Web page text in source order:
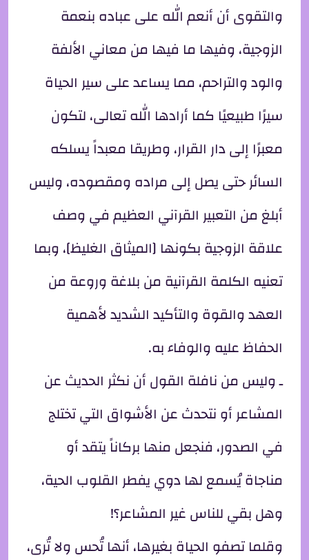
والتقوى أن أنعم الله على عباده بنعمة
الزوجية، وفيها ما فيها من معاني الألفة
والود والتراحم، مما يساعد على سير الحياة
سيرًا طبيعيًا كما أرادها الله تعالى، لتكون
معبرًا إلى دار القرار، وطريقا معبداً يسلكه
السائر حتى يصل إلى مراده ومقصوده، وليس
أبلغ من التعبير القرآني العظيم في وصف
علاقة الزوجية بكونها [الميثاق الغليظ]، وبما
تعنيه الكلمة القرآنية من بلاغة وروعة من
العهد والقوة والتأكيد الشديد لأهمية
الحفاظ عليه والوفاء به.
ـ وليس من نافلة القول أن نكثر الحديث عن
المشاعر أو نتحدث عن الأشواق التي تختلج
في الصدور، فنجعل منها بركاناً يتقد أو
مناجاة يُسمع لها دوي يفطر القلوب الحية،
وهل بقي للناس غير المشاعر؟!
وقلما تصفو الحياة بغيرها، أنها تُحس ولا تُرى،